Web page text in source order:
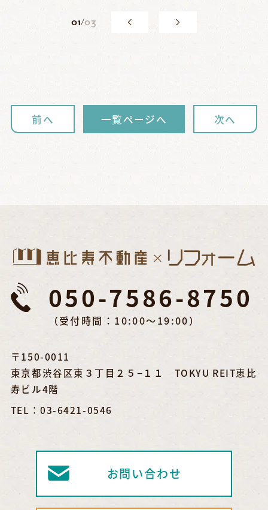
01/03
前へ 一覧ページへ 次へ
050-7586-8750
（受付時間：10:00～19:00）
〒150-0011
東京都渋谷区東３丁目２５−１１ TOKYU REIT恵比
寿ビル4階
TEL：03-6421-0546
お問い合わせ